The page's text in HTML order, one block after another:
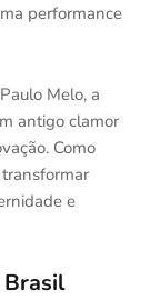
performance
Melo, a
antigo clamor
Como
e
Brasil